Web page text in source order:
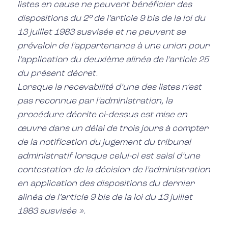
listes en cause ne peuvent bénéficier des
dispositions du 2° de l’article 9 bis de la loi du
13 juillet 1983 susvisée et ne peuvent se
prévaloir de l’appartenance à une union pour
l’application du deuxième alinéa de l’article 25
du présent décret.
Lorsque la recevabilité d’une des listes n’est
pas reconnue par l’administration, la
procédure décrite ci-dessus est mise en
œuvre dans un délai de trois jours à compter
de la notification du jugement du tribunal
administratif lorsque celui-ci est saisi d’une
contestation de la décision de l’administration
en application des dispositions du dernier
alinéa de l’article 9 bis de la loi du 13 juillet
1983 susvisée ».